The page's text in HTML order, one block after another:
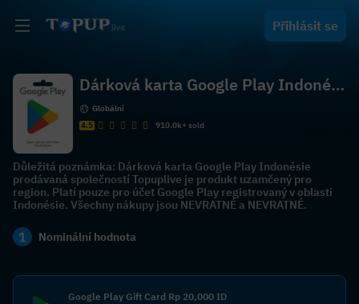
Přihlásit se
Dárková karta Google Play Indonési
e Globální
4.5
910.0k+ sold
Důležitá poznámka: Dárková karta Google Play Indonésie
prodávaná společností Topuplive je produkt uzamčený pro
region. Platí pouze pro účet Google Play registrovaný v oblasti
Indonésie. Všechny nákupy jsou NEVRATNÉ a NEVRATNÉ.
1 Nominální hodnota
Google Play Gift Card Rp 20,000 ID